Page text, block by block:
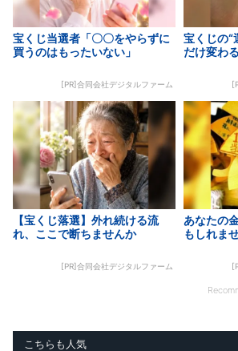
宝くじ当選者「〇〇をやらずに
買うのはもったいない」
[PR]合同会社デジタルファーム
宝くじの“
だけ変わる
【宝くじ落選】外れ続ける流
れ、ここで断ちませんか
[PR]合同会社デジタルファーム
あなたの
もしれま
こちらも人気